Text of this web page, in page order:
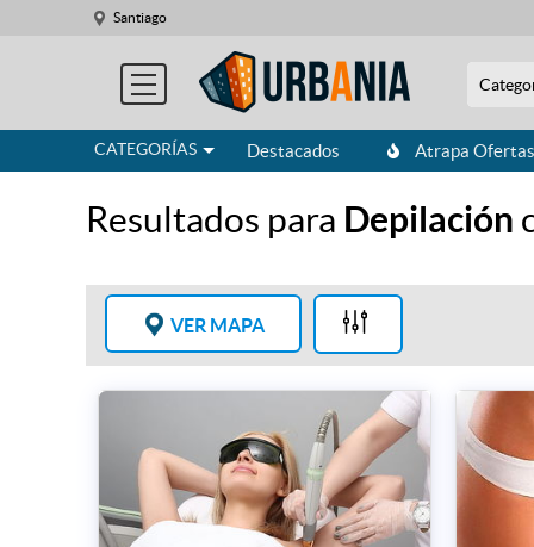
Santiago
CATEGORÍAS Destacados Atrapa Ofertas
Resultados para Depilación
VER MAPA